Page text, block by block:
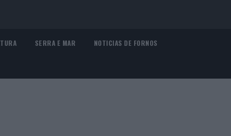
SERRA E MAR
NOTICIAS DE FORNOS